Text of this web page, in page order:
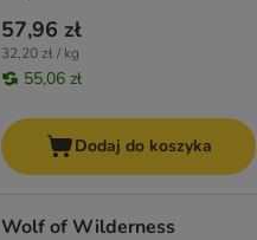
57,96 zł
32,20 zł / kg
55,06 zł
Dodaj do koszyka
Wolf of Wilderness